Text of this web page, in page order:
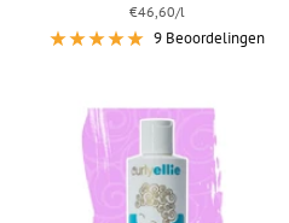
€46,60/l
9 Beoordelingen